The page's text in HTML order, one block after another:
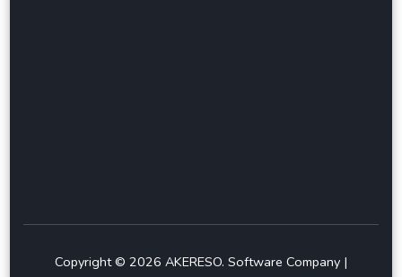
Copyright © 2026 AKERESO. Software Company |